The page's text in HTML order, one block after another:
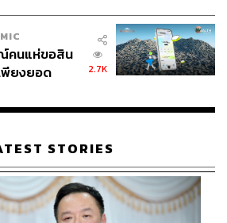
คนแห่ขอสิน
พียงยอด
2.7K
STORIES